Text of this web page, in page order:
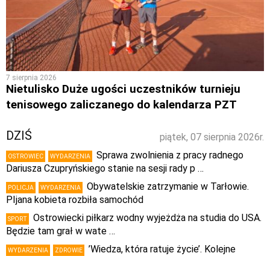
7 sierpnia 2026
Nietulisko Duże ugości uczestników turnieju
tenisowego zaliczanego do kalendarza PZT
piątek, 07 sierpnia 2026r.
DZIŚ
OSTROWIEC WYDARZENIA
Sprawa zwolnienia z pracy radnego
Dariusza Czupryńskiego stanie na sesji rady p …
POLICJA WYDARZENIA
Obywatelskie zatrzymanie w Tarłowie.
PIjana kobieta rozbiła samochód
SPORT
Ostrowiecki piłkarz wodny wyjeżdża na studia do USA.
Będzie tam grał w wate …
WYDARZENIA ZDROWIE
’Wiedza, która ratuje życie’. Kolejne